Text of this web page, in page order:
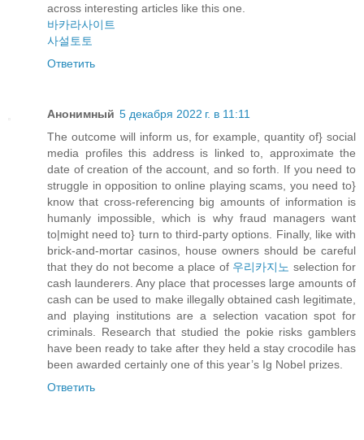
across interesting articles like this one.
바카라사이트
사설토토
Ответить
Анонимный 5 декабря 2022 г. в 11:11
The outcome will inform us, for example, quantity of} social
media profiles this address is linked to, approximate the
date of creation of the account, and so forth. If you need to
struggle in opposition to online playing scams, you need to}
know that cross-referencing big amounts of information is
humanly impossible, which is why fraud managers want
to|might need to} turn to third-party options. Finally, like with
brick-and-mortar casinos, house owners should be careful
that they do not become a place of 우리카지노 selection for
cash launderers. Any place that processes large amounts of
cash can be used to make illegally obtained cash legitimate,
and playing institutions are a selection vacation spot for
criminals. Research that studied the pokie risks gamblers
have been ready to take after they held a stay crocodile has
been awarded certainly one of this year’s Ig Nobel prizes.
Ответить